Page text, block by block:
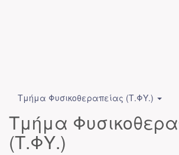
Τμήμα Φυσικοθεραπείας (Τ.ΦΥ.)
Τμήμα
(Τ.ΦΥ.)